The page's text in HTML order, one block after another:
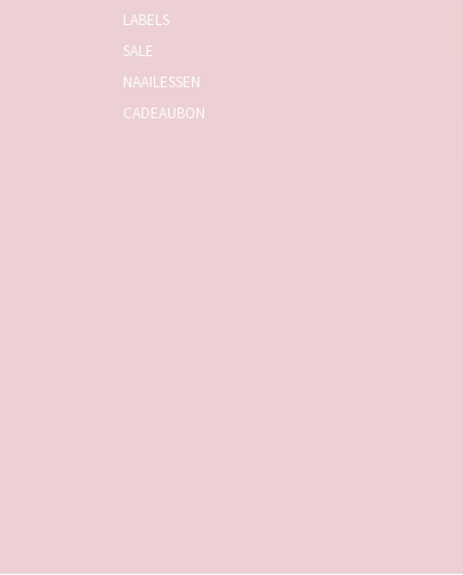
LABELS
SALE
NAAILESSEN
CADEAUBON